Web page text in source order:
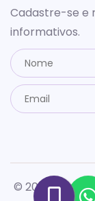
Cadastre-se e
informativos.
© 2026 Todos